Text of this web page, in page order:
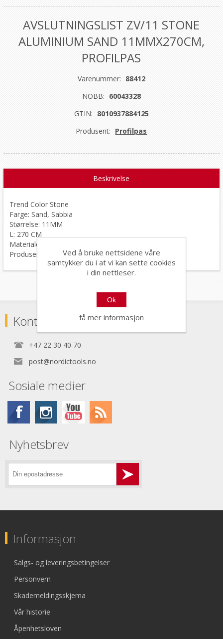
AVSLUTNINGSLIST ZV/11 STONE
ALUMINIUM SAND 11MMX270CM,
PROFILPAS
Varenummer: 88412
NOBB: 60043328
GTIN: 8010937884125
Produsent: Profilpas
Beskrivelse
Trend Color Stone
Farge: Sand, Sabbia
Størrelse: 11MM
L: 270 CM
Materiale: aluminium
Produsert i Italia.
Kontaktinformasjon
+47 22 30 40 70
post@nordictools.no
Sosiale medier
Nyhetsbrev
Informasjon
Salgs- og leveringsbetingelser
Personvern
Skademeldingsskjema
Vår historie
Åpenhetsloven
Ved å bruke nettsidene våre
samtykker du i at vi kan sette cookies
i din nettleser.
Ok
få mer informasjon